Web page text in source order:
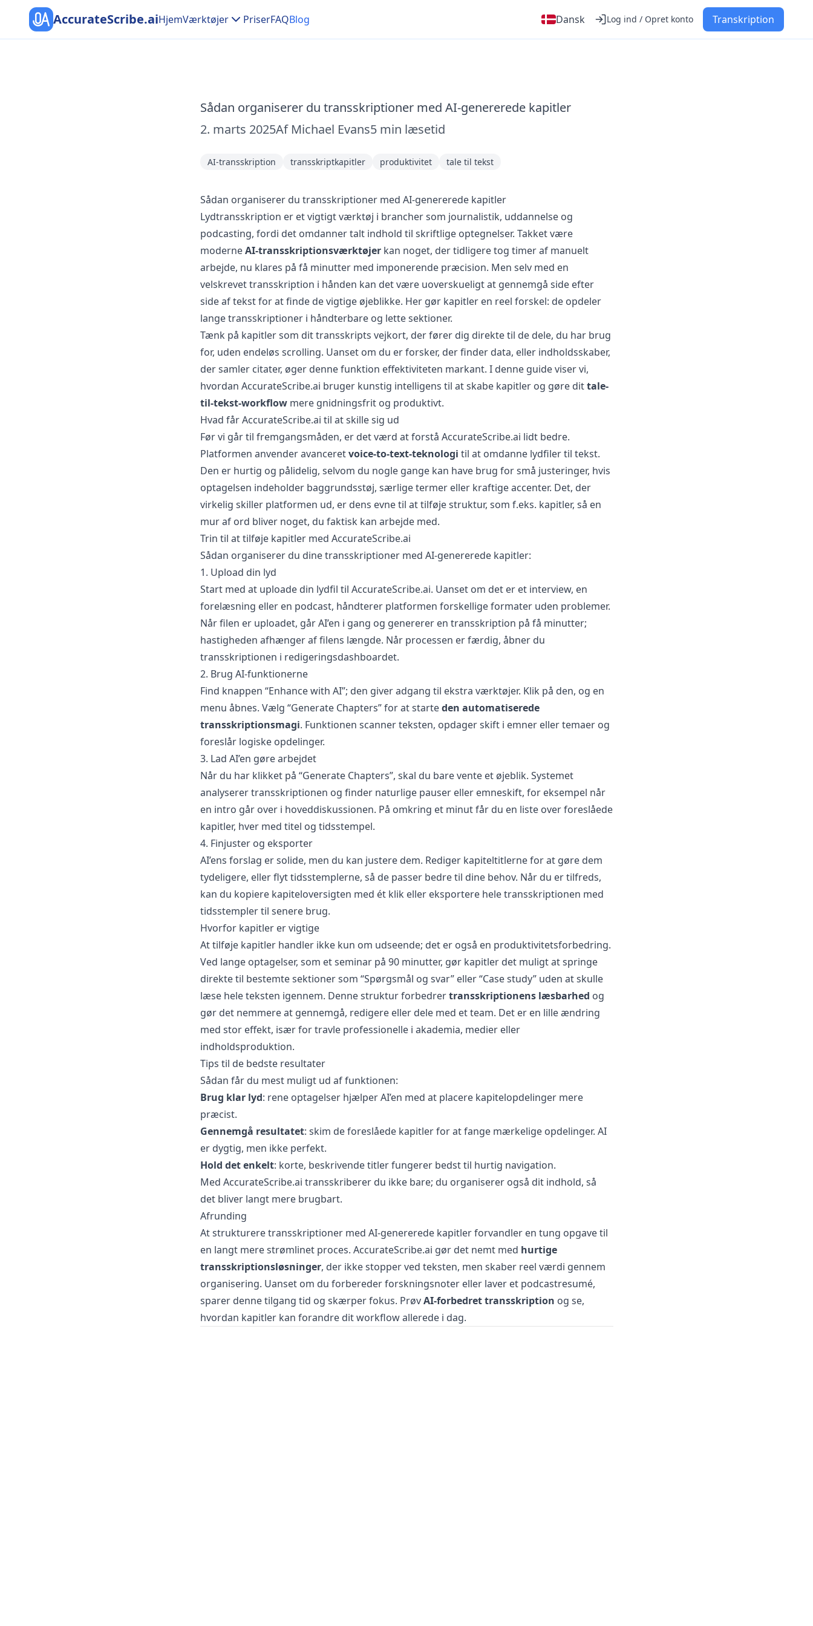
AccurateScribe.aiHjemVærktøjer PriserFAQBlog Dansk Log ind / Opret konto Transkription
Sådan organiserer du transskriptioner med AI-genererede kapitler
2. marts 2025Af Michael Evans5 min læsetid
AI-transskription transskriptkapitler produktivitet tale til tekst
Sådan organiserer du transskriptioner med AI-genererede kapitler
Lydtransskription er et vigtigt værktøj i brancher som journalistik, uddannelse og
podcasting, fordi det omdanner talt indhold til skriftlige optegnelser. Takket være
moderneAI-transskriptionsværktøjerkan noget, der tidligere tog timer af manuelt
arbejde, nu klares på få minutter med imponerende præcision. Men selv med en
velskrevet transskription i hånden kan det være uoverskueligt at gennemgå side efter
side af tekst for at finde de vigtige øjeblikke. Her gør kapitler en reel forskel: de opdeler
lange transskriptioner i håndterbare og lette sektioner.
Tænk på kapitler som dit transskripts vejkort, der fører dig direkte til de dele, du har brug
for, uden endeløs scrolling. Uanset om du er forsker, der finder data, eller indholdsskaber,
der samler citater, øger denne funktion effektiviteten markant. I denne guide viser vi,
hvordan AccurateScribe.ai bruger kunstig intelligens til at skabe kapitler og gøre dittale-
til-tekst-workflowmere gnidningsfrit og produktivt.
Hvad får AccurateScribe.ai til at skille sig ud
Før vi går til fremgangsmåden, er det værd at forstå AccurateScribe.ai lidt bedre.
Platformen anvender avanceretvoice-to-text-teknologi til at omdanne lydfiler til tekst.
Den er hurtig og pålidelig, selvom du nogle gange kan have brug for små justeringer, hvis
optagelsen indeholder baggrundsstøj, særlige termer eller kraftige accenter. Det, der
virkelig skiller platformen ud, er dens evne til at tilføje struktur, som f.eks. kapitler, så en
mur af ord bliver noget, du faktisk kan arbejde med.
Trin til at tilføje kapitler med AccurateScribe.ai
Sådan organiserer du dine transskriptioner med AI-genererede kapitler:
1. Upload din lyd
Start med at uploade din lydfil til AccurateScribe.ai. Uanset om det er et interview, en
forelæsning eller en podcast, håndterer platformen forskellige formater uden problemer.
Når filen er uploadet, går AI’en i gang og genererer en transskription på få minutter;
hastigheden afhænger af filens længde. Når processen er færdig, åbner du
transskriptionen i redigeringsdashboardet.
2. Brug AI-funktionerne
Find knappen “Enhance with AI”; den giver adgang til ekstra værktøjer. Klik på den, og en
menu åbnes. Vælg “Generate Chapters” for at starteden automatiserede
transskriptionsmagi. Funktionen scanner teksten, opdager skift i emner eller temaer og
foreslår logiske opdelinger.
3. Lad AI’en gøre arbejdet
Når du har klikket på “Generate Chapters”, skal du bare vente et øjeblik. Systemet
analyserer transskriptionen og finder naturlige pauser eller emneskift, for eksempel når
en intro går over i hoveddiskussionen. På omkring et minut får du en liste over foreslåede
kapitler, hver med titel og tidsstempel.
4. Finjuster og eksporter
AI’ens forslag er solide, men du kan justere dem. Rediger kapiteltitlerne for at gøre dem
tydeligere, eller flyt tidsstemplerne, så de passer bedre til dine behov. Når du er tilfreds,
kan du kopiere kapiteloversigten med ét klik eller eksportere hele transskriptionen med
tidsstempler til senere brug.
Hvorfor kapitler er vigtige
At tilføje kapitler handler ikke kun om udseende; det er også en produktivitetsforbedring.
Ved lange optagelser, som et seminar på 90 minutter, gør kapitler det muligt at springe
direkte til bestemte sektioner som “Spørgsmål og svar” eller “Case study” uden at skulle
læse hele teksten igennem. Denne struktur forbedrertransskriptionens læsbarhed og
gør det nemmere at gennemgå, redigere eller dele med et team. Det er en lille ændring
med stor effekt, især for travle professionelle i akademia, medier eller
indholdsproduktion.
Tips til de bedste resultater
Sådan får du mest muligt ud af funktionen:
Brug klar lyd: rene optagelser hjælper AI’en med at placere kapitelopdelinger mere
præcist.
Gennemgå resultatet: skim de foreslåede kapitler for at fange mærkelige opdelinger. AI
er dygtig, men ikke perfekt.
Hold det enkelt: korte, beskrivende titler fungerer bedst til hurtig navigation.
Med AccurateScribe.ai transskriberer du ikke bare; du organiserer også dit indhold, så
det bliver langt mere brugbart.
Afrunding
At strukturere transskriptioner med AI-genererede kapitler forvandler en tung opgave til
en langt mere strømlinet proces. AccurateScribe.ai gør det nemt med hurtige
transskriptionsløsninger, der ikke stopper ved teksten, men skaber reel værdi gennem
organisering. Uanset om du forbereder forskningsnoter eller laver et podcastresumé,
sparer denne tilgang tid og skærper fokus. PrøvAI-forbedret transskription og se,
hvordan kapitler kan forandre dit workflow allerede i dag.